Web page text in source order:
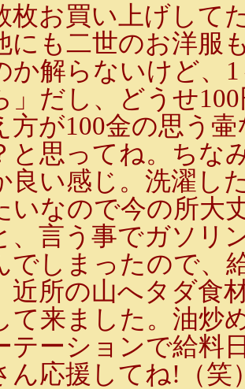
枚お買い上げして
にも二世のお洋服
か解らないけど、
」だし、どうせ
方が100金の思う
と思ってね。ちな
良い感じ。洗濯し
いなので今の所大
言う事でガソリ
でしまったので、
近所の山へタダ食
て来ました。油炒
テーションで給料
ん応援してね!（笑